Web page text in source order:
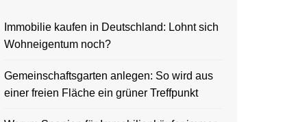
Immobilie kaufen in Deutschland: Lohnt sich
Wohneigentum noch?
Gemeinschaftsgarten anlegen: So wird aus
einer freien Fläche ein grüner Treffpunkt